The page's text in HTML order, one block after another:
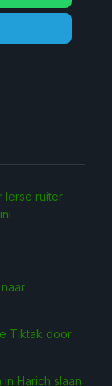
Ierse ruiter
Tiktak door
Harich slaan